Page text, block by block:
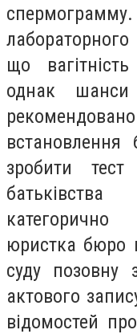
що
однак
встановлення
зробити
юристка бюро
суду позовну
актового
відомостей